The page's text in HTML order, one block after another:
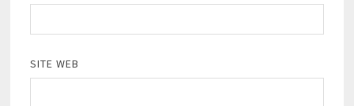
SITE WEB